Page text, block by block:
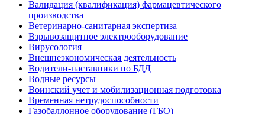
Валидация (квалификация) фармацевтического
производства
Ветеринарно-санитарная экспертиза
Взрывозащитное электрооборудование
Вирусология
Внешнеэкономическая деятельность
Водители-наставники по БДД
Водные ресурсы
Воинский учет и мобилизационная подготовка
Временная нетрудоспособности
Газобаллонное оборудование (ГБО)